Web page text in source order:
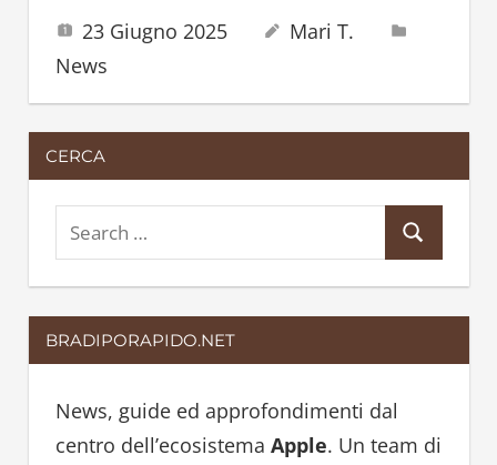
23 Giugno 2025
Mari T.
News
CERCA
e
a
r
c
e
a
BRADIPORAPIDO.NET
News, guide ed approfondimenti dal
centro dell’ecosistema Apple. Un team di